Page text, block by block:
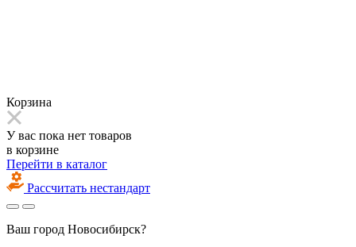
Корзина
У вас пока нет товаров
в корзине
Перейти в каталог
Рассчитать нестандарт
Ваш город Новосибирск?